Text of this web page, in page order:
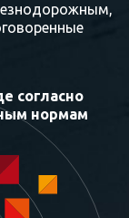
согласно
нормам